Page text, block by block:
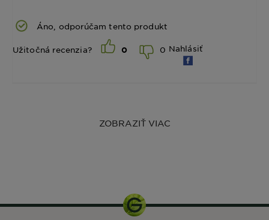
Áno, odporúčam tento produkt
Užitočná recenzia? 0 0 Nahlásiť
ZOBRAZIŤ VIAC